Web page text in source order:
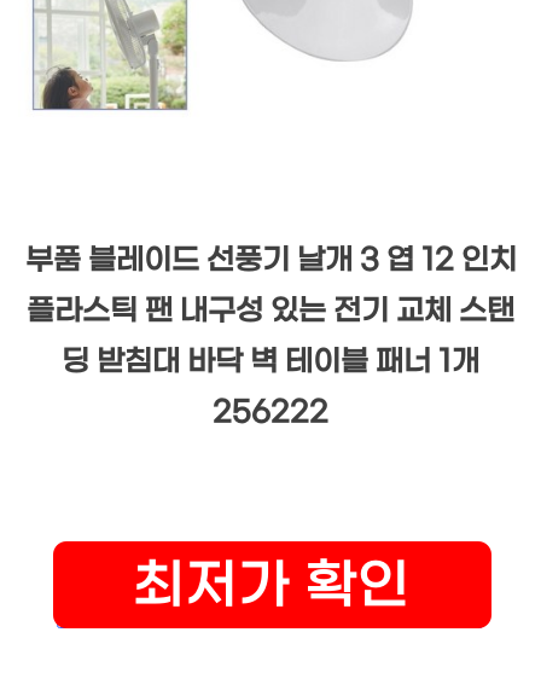
부품 블레이드 선풍기 날개 3 엽 12 인치
플라스틱 팬 내구성 있는 전기 교체 스탠
딩 받침대 바닥 벽 테이블 패너 1개
256222